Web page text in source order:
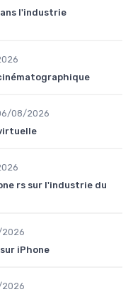
l'industrie
08/2026
rs sur l'industrie du
iPhone